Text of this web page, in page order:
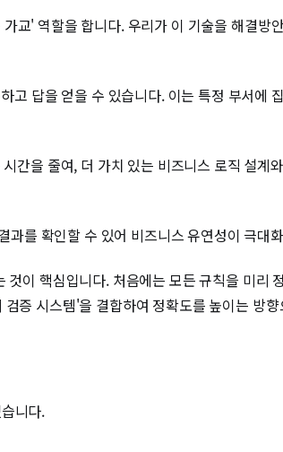
' 역할을 합니다. 우리가 이 기술을 해결방
답을 얻을 수 있습니다. 이는 특정 부서에
간을 줄여, 더 가치 있는 비즈니스 로직 설계
를 확인할 수 있어 비즈니스 유연성이 극대
것이 핵심입니다. 처음에는 모든 규칙을 미
증 시스템'을 결합하여 정확도를 높이는 방
니다.